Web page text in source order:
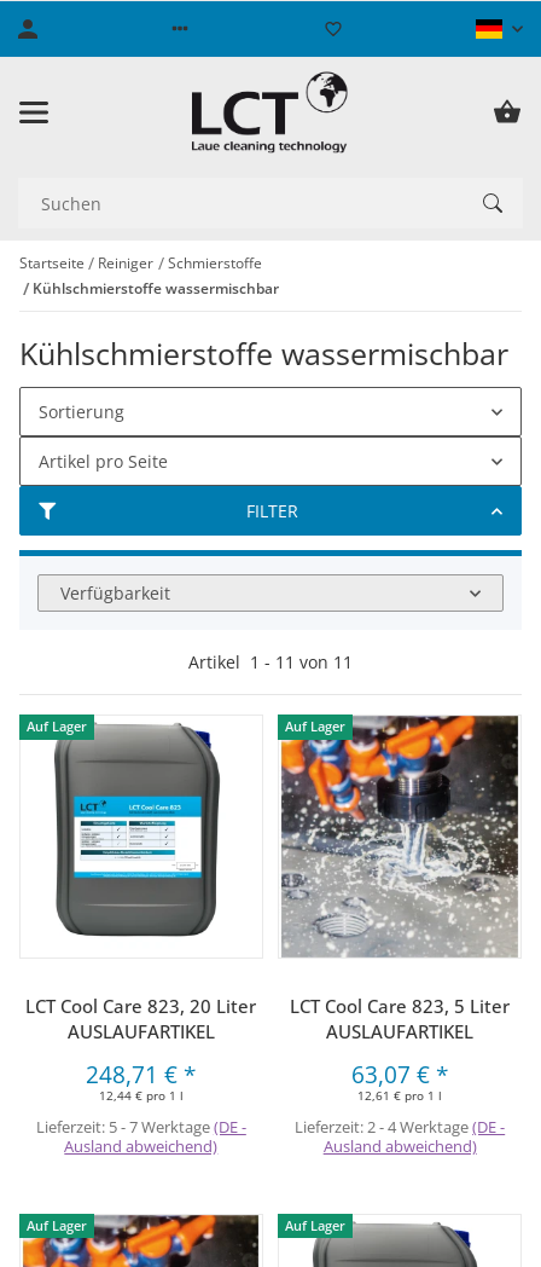
Startseite Reiniger
Schmierstoffe
Kühlschmierstoffe wassermischbar
Kühlschmierstoffe wassermischbar
FILTER
Sortierung
Artikel pro Seite
Verfügbarkeit
Artikel 1 - 11 von 11
Auf Lager
LCT Cool Care 823, 20 Liter
AUSLAUFARTIKEL
248,71 € *
12,44 € pro 1 l
Lieferzeit: 5 - 7 Werktage(DE -
Ausland abweichend)
Auf Lager
LCT Cool Care 823, 5 Liter
AUSLAUFARTIKEL
63,07 € *
12,61 € pro 1 l
Lieferzeit:2 - 4 Werktage(DE -
Ausland abweichend)
Auf Lager Auf Lager